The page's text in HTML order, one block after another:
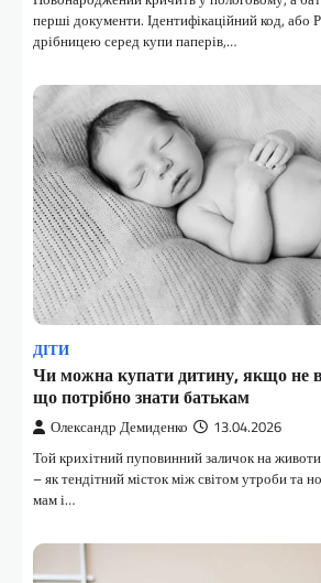
перші документи. Ідентифікаційний код,
дрібницею серед купи паперів,…
ДІТИ
Чи можна купати дитину, якщо не
що потрібно знати батькам
Олександр Демиденко 13.04.2026
Той крихітний пуповинний заличок на
– як тендітний місток між світом утроби та
мам і…